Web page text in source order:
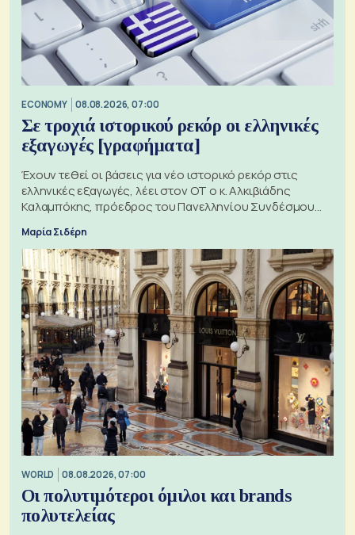
ECONOMY 08.08.2026, 07:00
Σε τροχιά ιστορικού ρεκόρ οι ελληνικές
εξαγωγές [γραφήματα]
Έχουν τεθεί οι βάσεις για νέο ιστορικό ρεκόρ στις
ελληνικές εξαγωγές, λέει στον ΟΤ ο κ. Αλκιβιάδης
Καλαμπόκης, πρόεδρος του Πανελληνίου Συνδέσμου
Μαρία Σιδέρη
WORLD 08.08.2026, 07:00
Οι πολυτιμότεροι όμιλοι και brands
πολυτελείας